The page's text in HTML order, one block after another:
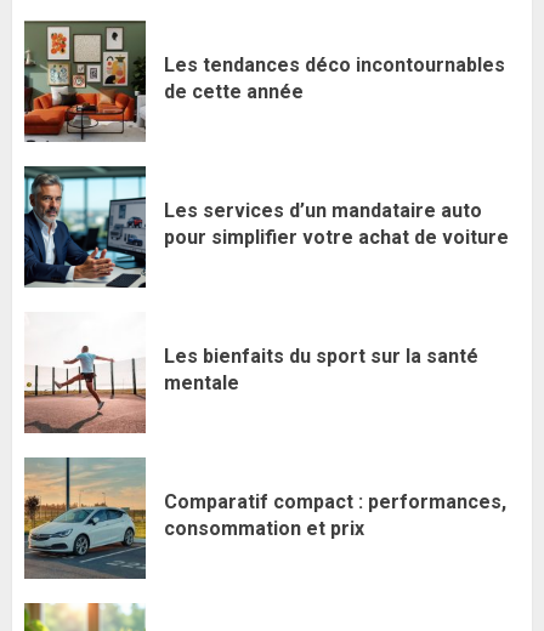
Les tendances déco incontournables
de cette année
Les services d’un mandataire auto
pour simplifier votre achat de voiture
Les bienfaits du sport sur la santé
mentale
Comparatif compact : performances,
consommation et prix